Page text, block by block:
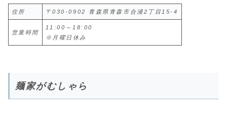
住所 〒030-0902 青森県青森市合浦2丁目15-4
営業時間
11:00～18:00
※月曜日休み
麺家がむしゃら